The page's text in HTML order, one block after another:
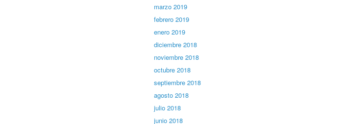
marzo 2019
febrero 2019
enero 2019
diciembre 2018
noviembre 2018
octubre 2018
septiembre 2018
agosto 2018
julio 2018
junio 2018